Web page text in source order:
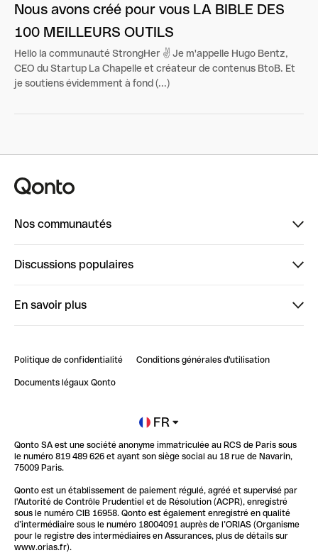
Nous avons créé pour vous LA BIBLE DES
100 MEILLEURS OUTILS
Hello la communauté StrongHer ✌️ Je m'appelle Hugo Bentz,
CEO du Startup La Chapelle et créateur de contenus BtoB. Et
je soutiens évidemment à fond (...)
Nos communautés
ClubQonto
Discussions populaires
Impact de l'IA sur les carrières/productivité
En savoir plus
Blog
Newsroom
Glossaire finance
Politique de confidentialité Conditions générales d'utilisation
Documents légaux Qonto
FR
Qonto SA est une société anonyme immatriculée au RCS de Paris sous
le numéro 819 489 626 et ayant son siège social au 18 rue de Navarin,
75009 Paris.
Qonto est un établissement de paiement régulé, agréé et supervisé par
l'Autorité de Contrôle Prudentiel et de Résolution (ACPR), enregistré
sous le numéro CIB 16958. Qonto est également enregistré en qualité
d’intermédiaire sous le numéro 18004091 auprès de l’ORIAS (Organisme
pour le registre des intermédiaires en Assurances, plus de détails sur
www.orias.fr).